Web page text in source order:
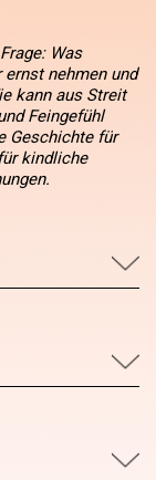
Was
nehmen und
kann aus Streit
Feingefühl
Geschichte für
kindliche